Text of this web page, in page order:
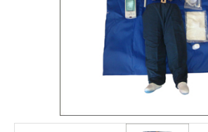
BLOG
CONSULTORIA